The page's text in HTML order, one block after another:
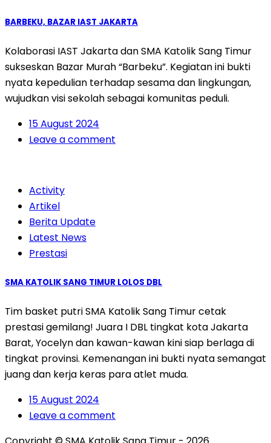
BARBEKU, BAZAR IAST JAKARTA
Kolaborasi IAST Jakarta dan SMA Katolik Sang Timur
sukseskan Bazar Murah “Barbeku”. Kegiatan ini bukti
nyata kepedulian terhadap sesama dan lingkungan,
wujudkan visi sekolah sebagai komunitas peduli.
15 August 2024
Leave a comment
Activity
Artikel
Berita Update
Latest News
Prestasi
SMA KATOLIK SANG TIMUR LOLOS DBL
Tim basket putri SMA Katolik Sang Timur cetak
prestasi gemilang! Juara I DBL tingkat kota Jakarta
Barat, Yocelyn dan kawan-kawan kini siap berlaga di
tingkat provinsi. Kemenangan ini bukti nyata semangat
juang dan kerja keras para atlet muda.
15 August 2024
Leave a comment